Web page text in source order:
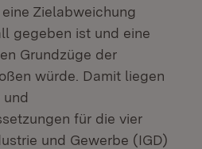
Zielabweichung
gegeben ist und eine
Grundzüge der
würde. Damit liegen
für die vier
und Gewerbe (IGD)